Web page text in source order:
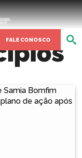
FALE CONOSCO